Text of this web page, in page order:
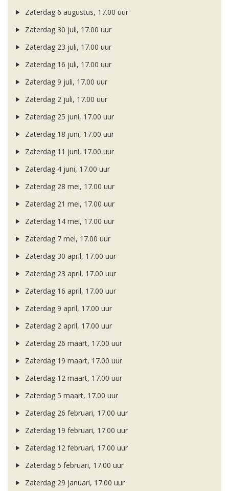
Zaterdag 6 augustus, 17.00 uur
Zaterdag 30 juli, 17.00 uur
Zaterdag 23 juli, 17.00 uur
Zaterdag 16 juli, 17.00 uur
Zaterdag 9 juli, 17.00 uur
Zaterdag 2 juli, 17.00 uur
Zaterdag 25 juni, 17.00 uur
Zaterdag 18 juni, 17.00 uur
Zaterdag 11 juni, 17.00 uur
Zaterdag 4 juni, 17.00 uur
Zaterdag 28 mei, 17.00 uur
Zaterdag 21 mei, 17.00 uur
Zaterdag 14 mei, 17.00 uur
Zaterdag 7 mei, 17.00 uur
Zaterdag 30 april, 17.00 uur
Zaterdag 23 april, 17.00 uur
Zaterdag 16 april, 17.00 uur
Zaterdag 9 april, 17.00 uur
Zaterdag 2 april, 17.00 uur
Zaterdag 26 maart, 17.00 uur
Zaterdag 19 maart, 17.00 uur
Zaterdag 12 maart, 17.00 uur
Zaterdag 5 maart, 17.00 uur
Zaterdag 26 februari, 17.00 uur
Zaterdag 19 februari, 17.00 uur
Zaterdag 12 februari, 17.00 uur
Zaterdag 5 februari, 17.00 uur
Zaterdag 29 januari, 17.00 uur